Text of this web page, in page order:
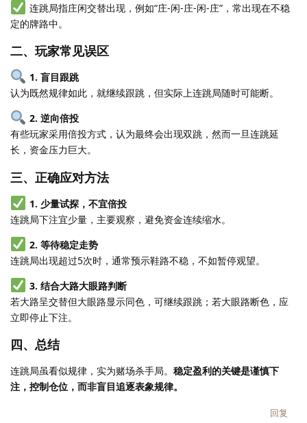
连跳局指庄闲交替出现，例如“庄-闲-庄-闲-庄”，常出现在不稳
定的牌路中。
二、玩家常见误区
1. 盲目跟跳
认为既然规律如此，就继续跟跳，但实际上连跳局随时可能断。
2. 逆向倍投
有些玩家采用倍投方式，认为最终会出现双跳，然而一旦连跳延
长，资金压力巨大。
三、正确应对方法
1. 少量试探，不宜倍投
连跳局下注宜少量，主要观察，避免资金连续缩水。
2. 等待稳定走势
连跳局出现超过5次时，通常预示鞋路不稳，不如暂停观望。
3. 结合大路大眼路判断
若大路呈交替但大眼路显示同色，可继续跟跳；若大眼路断色，应
立即停止下注。
四、总结
连跳局虽看似规律，实为赌场杀手局。 稳定盈利的关键是谨慎下
注，控制仓位，而非盲目追逐表象规律。
回复